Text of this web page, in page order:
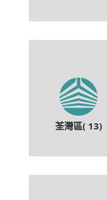
荃灣區( 13)